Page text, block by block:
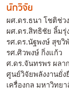
นักวิจัย
ผศ.ดร.ธนา โชติช่ว
ผศ.ดร.สิทธิชัย ลิ้มรุ่
รศ.ดร.นัฐพงษ์ สุข
รศ.ศิวพงษ์ กิ่งแก้ว
ศ.ดร.จันทรพร ผลา
ศูนย์วิจัยพลังงานยั่
เครื่องกล มหาวิทย